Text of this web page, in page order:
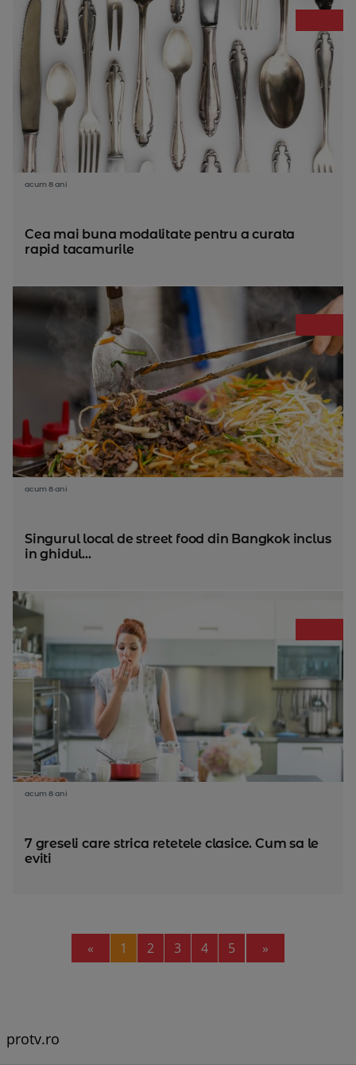
acum 8 ani
Cea mai buna modalitate pentru a curata
rapid tacamurile
acum 8 ani
Singurul local de street food din Bangkok inclus
in ghidul...
acum 8 ani
7 greseli care strica retetele clasice. Cum sa le
eviti
« Previous
1 2 3 4 5 »
protv.ro